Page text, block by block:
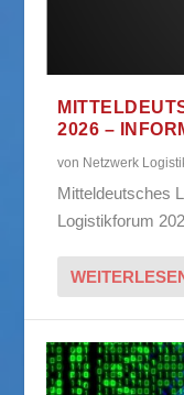
2026 –
von Netzwerk
Mitteldeutsches
Logistikforum